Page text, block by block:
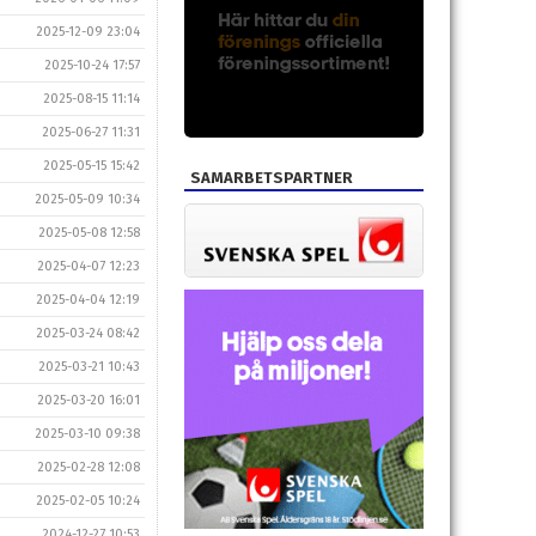
2025-12-09 23:04
2025-10-24 17:57
2025-08-15 11:14
2025-06-27 11:31
2025-05-15 15:42
2025-05-09 10:34
2025-05-08 12:58
2025-04-07 12:23
2025-04-04 12:19
2025-03-24 08:42
2025-03-21 10:43
2025-03-20 16:01
2025-03-10 09:38
2025-02-28 12:08
2025-02-05 10:24
SAMARBETSPARTNER